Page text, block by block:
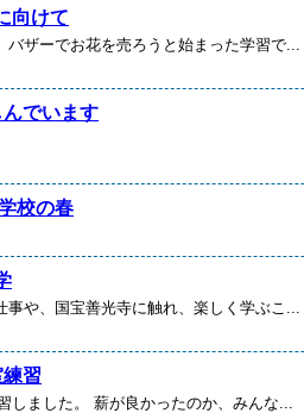
向けて
ザーでお花を売ろうと始まった学習で...
でいます
校の春
や、国宝善光寺に触れ、楽しく学ぶこ...
習
ました。 薪が良かったのか、みんな...